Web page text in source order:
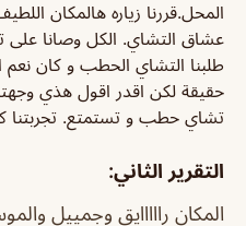
المحل.قررنا زياره هالمكان
عشاق التشاي. الكل وصانا على
طلبنا التشاي الحطب و كان نعم
حقيقة لكن اقدر اقول هذي
تشاي حطب و تستمتع. تجربتنا كانت
التقرير الثاني:
المكان رااااايق وجمييل